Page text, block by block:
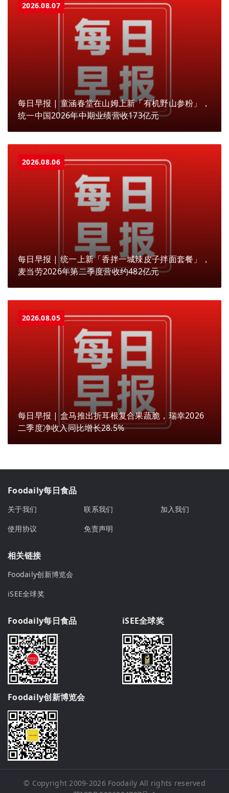
2026.08.07
每日早报 | 童涵春堂在山姆上新「有机野山参粉」，
统一中国2026年中期业绩营收173亿元
2026.08.06
每日早报 | 统一上新「香拌一城辣皮子拌面套餐」，
麦当劳2026年第二季度营收约482亿元
2026.08.05
每日早报 | 盒马推出折耳根复合果蔬脆，瑞幸2026
二季度净收入同比增长28.5%
Foodaily每日食品
关于我们 联系我们
加入我们
使用协议
免责声明
相关链接
Foodaily创新博览会
iSEE全球奖
Foodaily每日食品 iSEE全球奖
Foodaily创新博览会
© Copyright 2009-2026 Foodaily All rights reserved